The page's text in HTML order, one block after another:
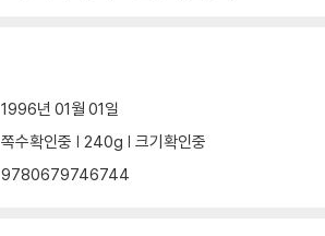
1996년 01월 01일
쪽수확인중 | 240g | 크기확인중
9780679746744